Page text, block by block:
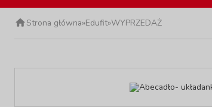
Strona główna»Edufit»WYPRZEDAŻ